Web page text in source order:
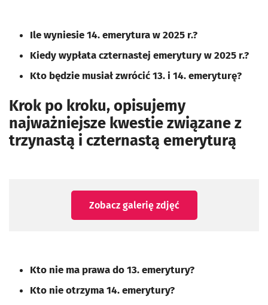
Ile wyniesie 14. emerytura w 2025 r.?
Kiedy wypłata czternastej emerytury w 2025 r.?
Kto będzie musiał zwrócić 13. i 14. emeryturę?
Krok po kroku, opisujemy
najważniejsze kwestie związane z
trzynastą i czternastą emeryturą
Zobacz galerię zdjęć
Kto nie ma prawa do 13. emerytury?
Kto nie otrzyma 14. emerytury?